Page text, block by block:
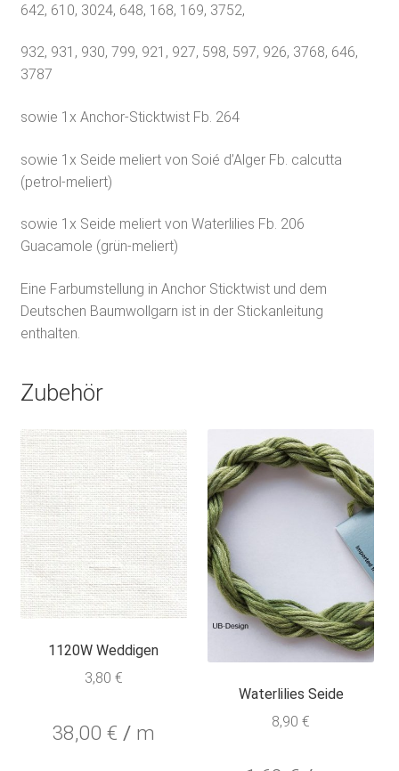
642, 610, 3024, 648, 168, 169, 3752,
932, 931, 930, 799, 921, 927, 598, 597, 926, 3768, 646,
3787
sowie 1x Anchor-Sticktwist Fb. 264
sowie 1x Seide meliert von Soié d’Alger Fb. calcutta
(petrol-meliert)
sowie 1x Seide meliert von Waterlilies Fb. 206
Guacamole (grün-meliert)
Eine Farbumstellung in Anchor Sticktwist und dem
Deutschen Baumwollgarn ist in der Stickanleitung
enthalten.
Zubehör
1120W Weddigen
3,80 €
38,00€ / m
Waterlilies Seide
8,90€